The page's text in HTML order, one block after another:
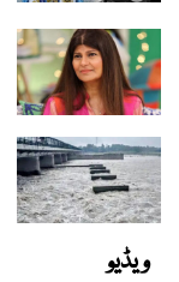
ویڈیو